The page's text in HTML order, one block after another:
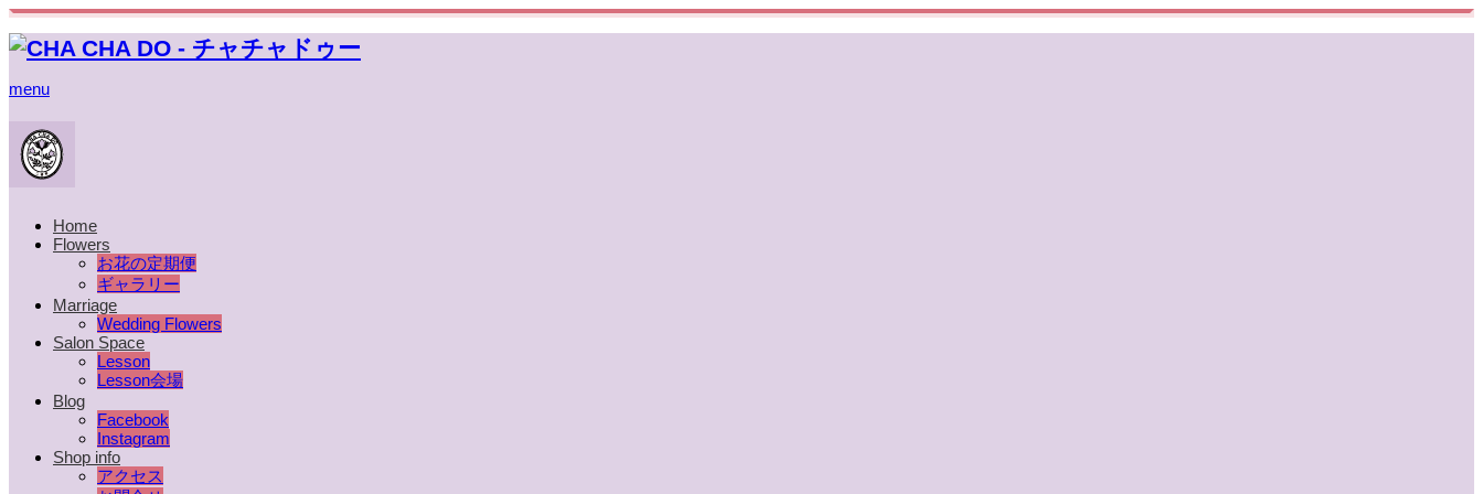
menu
Home
Flowers
お花の定期便
ギャラリー
Marriage
Wedding Flowers
Salon Space
Lesson
Lesson会場
Blog
Facebook
Instagram
Shop info
アクセス